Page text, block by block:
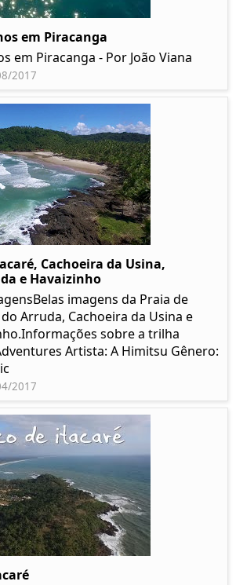
em Piracanga
em Piracanga - Por João Viana
2017
Cachoeira da Usina,
e Havaizinho
imagens da Praia de
Arruda, Cachoeira da Usina e
sobre a trilha
Artista: A Himitsu Gênero:
2017